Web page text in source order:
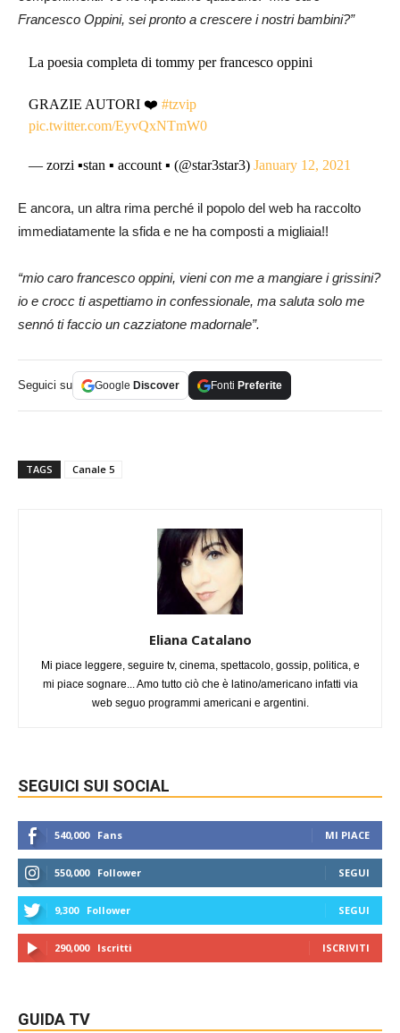
Francesco Oppini, sei pronto a crescere i nostri bambini?”
La poesia completa di tommy per francesco oppini
GRAZIE AUTORI ❤️#tzvip
pic.twitter.com/EyvQxNTmW0
— zorzi ▪️stan ▪️ account ▪️ (@star3star3)January 12, 2021
E ancora, un altra rima perché il popolo del web ha raccolto
immediatamente la sfida e ne ha composti a migliaia!!
“mio caro francesco oppini, vieni con me a mangiare i grissini?
io e crocc ti aspettiamo in confessionale, ma saluta solo me
sennó ti faccio un cazziatone madornale”.
Seguici su Google Discover Fonti Preferite
TAGS Canale 5
Eliana Catalano
Mi piace leggere, seguire tv, cinema, spettacolo, gossip, politica, e
mi piace sognare... Amo tutto ciò che è latino/americano infatti via
web seguo programmi americani e argentini.
SEGUICI SUI SOCIAL
540,000 Fans MI PIACE
550,000 Follower SEGUI
9,300 Follower SEGUI
290,000 Iscritti ISCRIVITI
GUIDA TV